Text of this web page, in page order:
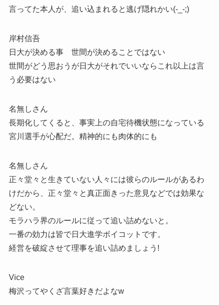
言ってた本人が、追い込まれると逃げ隠れかい(-_-;)
岸村信吾
日大が決める事 世間が決めることではない
世間がどう思おうが日大がそれでいいならこれ以上は言
う必要はない
名無しさん
長期化してくると、事実上の自宅待機状態になっている
宮川選手が心配だ。精神的にも肉体的にも
名無しさん
正々堂々と生きていない人々には彼らのルールがあるわ
けだから、正々堂々と真正面きった意見などでは効果な
どない。
モラハラ界のルールに従って追い詰めないと。
一番の効力は皆で日大進学ボイコットです。
経営を破綻させて理事を追い詰めましょう!
Vice
梅沢ってやくざ言葉好きだよなw